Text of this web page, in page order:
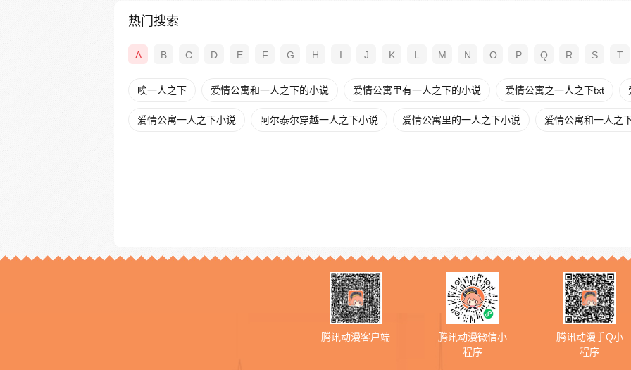
热门搜索
A B C D E F G H I J K L M N O P Q R S T
唉一人之下 爱情公寓和一人之下的小说 爱情公寓里有一人之下的小说 爱情公寓之一人之下txt
爱情公寓一人之下小说 阿尔泰尔穿越一人之下小说 爱情公寓里的一人之下小说 爱情公寓和一人之
腾讯动漫客户端
腾讯动漫微信小
程序
腾讯动漫手Q小
程序